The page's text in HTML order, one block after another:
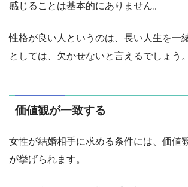
感じることは基本的にありません。
性格が良い人というのは、長い人生を一
としては、欠かせないと言えるでしょう。
価値観が一致する
女性が結婚相手に求める条件には、価値
が挙げられます。